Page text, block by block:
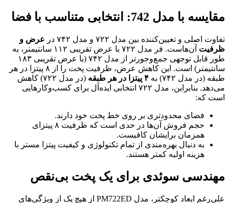
مقایسه با مدل 742: انتخابی متناسب با فضا
تفاوت اصلی و تعیین‌کننده بین مدل ۷۲۲ و مدل ۷۴۲ در
عرض و
ظرفیت
آن‌هاست. فر مدل ۷۲۲ با عرض تقریبی ۱۱۲ سانتیمتر، به
طور قابل توجهی جمع‌وجورتر از مدل ۷۴۲ (با عرض تقریبی ۱۸۳
سانتیمتر) است. این کاهش عرض، ظرفیت پخت را از ۸ پیتزا در هر
طبقه (در مدل ۷۴۲) به
۴ پیتزا در هر طبقه
(در مدل ۷۲۲) کاهش
می‌دهد. بنابراین، مدل ۷۲۲ انتخابی ایده‌آل برای کسب‌وکارهایی
است که:
فضای محدودتری بر روی خط پخت خود دارند.
حجم فروش آن‌ها در حدی است که ظرفیت ۸ پیتزای
همزمان برایشان کافیست.
به دنبال بهره‌مندی از تمام تکنولوژی و کیفیت پیتزا مستر با
هزینه اولیه کمتر هستند.
مهندسی سوئدی برای یک پخت بی‌نقص
علی‌رغم ابعاد کوچکتر، مدل PM722ED از هیچ یک از ویژگی‌های